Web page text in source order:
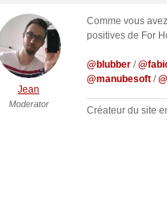
Jean
Moderator
Comme vous
positives de For
@blubber /
@manubesoft /
Créateur du site